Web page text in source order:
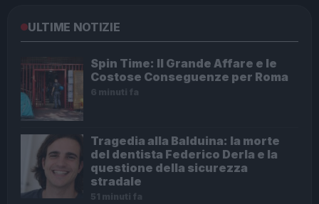
ULTIME NOTIZIE
Spin Time: Il Grande Affare e le
Costose Conseguenze per Roma
6 minuti fa
Tragedia alla Balduina: la morte
del dentista Federico Derla e la
questione della sicurezza
stradale
51 minuti fa